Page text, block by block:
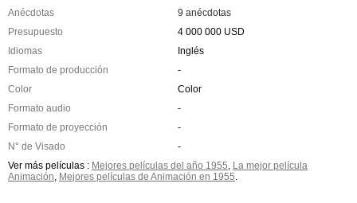
Anécdotas
9 anécdotas
Presupuesto
4 000 000 USD
Idiomas
Inglés
Formato de producción
-
Color
Color
Formato audio
-
Formato de proyección
-
N° de Visado
-
Ver más películas : Mejores películas del año 1955, La mejor película
Animación, Mejores películas de Animación en 1955.